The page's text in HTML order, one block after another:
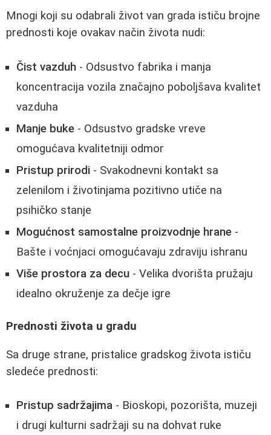
Mnogi koji su odabrali život van grada ističu brojne
prednosti koje ovakav način života nudi:
Čist vazduh - Odsustvo fabrika i manja
koncentracija vozila značajno poboljšava kvalitet
vazduha
Manje buke - Odsustvo gradske vreve
omogućava kvalitetniji odmor
Pristup prirodi - Svakodnevni kontakt sa
zelenilom i životinjama pozitivno utiče na
psihičko stanje
Mogućnost samostalne proizvodnje hrane -
Bašte i voćnjaci omogućavaju zdraviju ishranu
Više prostora za decu - Velika dvorišta pružaju
idealno okruženje za dečje igre
Prednosti života u gradu
Sa druge strane, pristalice gradskog života ističu
sledeće prednosti:
Pristup sadržajima - Bioskopi, pozorišta, muzeji
i drugi kulturni sadržaji su na dohvat ruke